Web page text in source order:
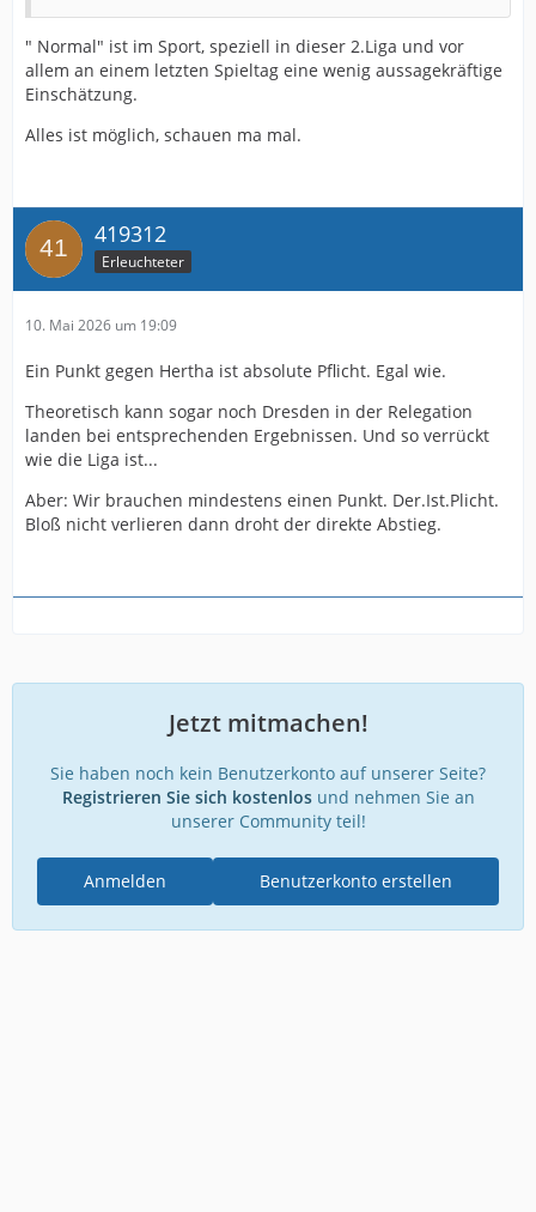
" Normal" ist im Sport, speziell in dieser 2.Liga und vor
allem an einem letzten Spieltag eine wenig aussagekräftige
Einschätzung.
Alles ist möglich, schauen ma mal.
419312
Erleuchteter
10. Mai 2026 um 19:09
Ein Punkt gegen Hertha ist absolute Pflicht. Egal wie.
Theoretisch kann sogar noch Dresden in der Relegation
landen bei entsprechenden Ergebnissen. Und so verrückt
wie die Liga ist...
Aber: Wir brauchen mindestens einen Punkt. Der.Ist.Plicht.
Bloß nicht verlieren dann droht der direkte Abstieg.
Jetzt mitmachen!
Sie haben noch kein Benutzerkonto auf unserer Seite?
Registrieren Sie sich kostenlosund nehmen Sie an
unserer Community teil!
Benutzerkonto erstellen
Anmelden